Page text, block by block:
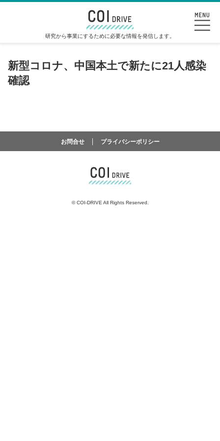
研究から事業にするために必要な情報を発信します。
新型コロナ、中国本土で新たに21人感染
確認
お問合せ プライバシーポリシー
©COI-DRIVE All Rights Reserved.